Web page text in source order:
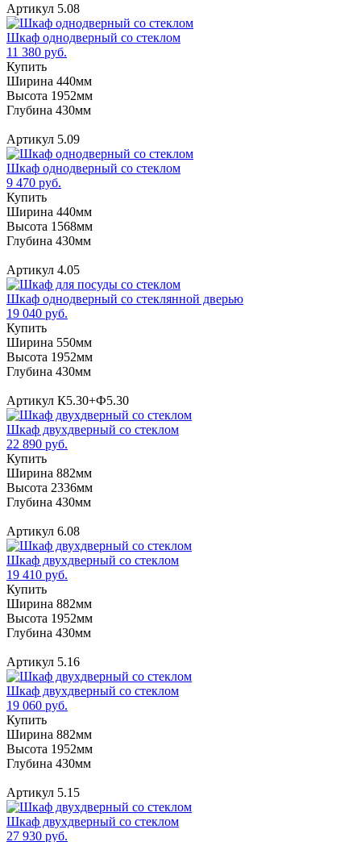
Артикул 5.08
Шкаф однодверный со стеклом
11 380 руб.
Купить
Ширина 440мм
Высота 1952мм
Глубина 430мм
Артикул 5.09
Шкаф однодверный со стеклом
9 470 руб.
Купить
Ширина 440мм
Высота 1568мм
Глубина 430мм
Артикул 4.05
Шкаф однодверный со стеклянной дверью
19 040 руб.
Купить
Ширина 550мм
Высота 1952мм
Глубина 430мм
Артикул К5.30+Ф5.30
Шкаф двухдверный со стеклом
22 890 руб.
Купить
Ширина 882мм
Высота 2336мм
Глубина 430мм
Артикул 6.08
Шкаф двухдверный со стеклом
19 410 руб.
Купить
Ширина 882мм
Высота 1952мм
Глубина 430мм
Артикул 5.16
Шкаф двухдверный со стеклом
19 060 руб.
Купить
Ширина 882мм
Высота 1952мм
Глубина 430мм
Артикул 5.15
Шкаф двухдверный со стеклом
27 930 руб.